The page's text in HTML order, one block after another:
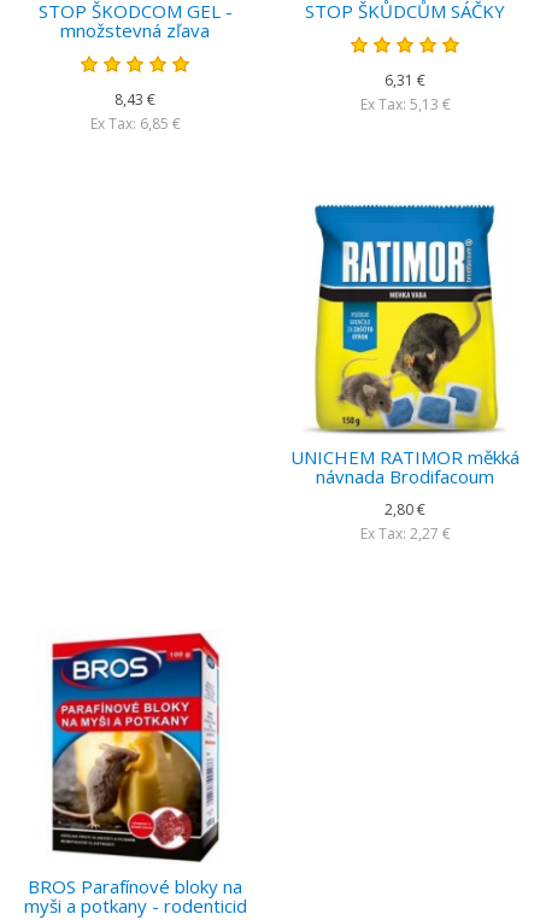
STOP ŠKODCOM GEL -
množstevná zľava
8,43 €
Ex Tax: 6,85 €
STOP ŠKŮDCŮM SÁČKY
6,31 €
Ex Tax: 5,13 €
UNICHEM RATIMOR měkká
návnada Brodifacoum
2,80 €
Ex Tax: 2,27 €
BROS Parafínové bloky na
myši a potkany - rodenticid